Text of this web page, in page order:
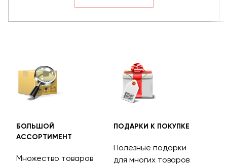
БОЛЬШОЙ
АССОРТИМЕНТ
Множество товаров
ПОДАРКИ К ПОКУПКЕ
Полезные подарки
для многих товаров